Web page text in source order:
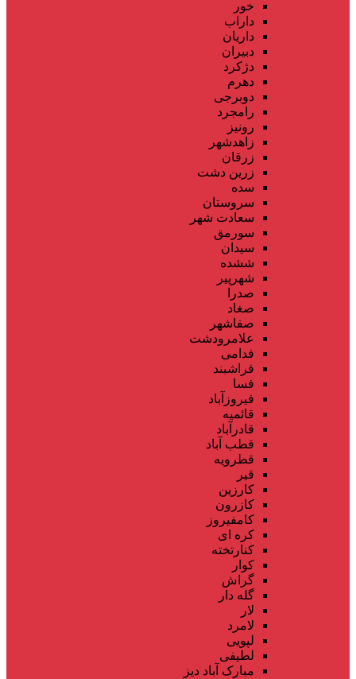
خور
داراب
داریان
دبیران
دژکرد
دهرم
دوبرجی
رامجرد
رونیز
زاهدشهر
زرقان
زرین دشت
سده
سروستان
سعادت شهر
سورمق
سیدان
ششده
شهرپیر
صدرا
صغاد
صفاشهر
علامرودشت
فدامی
فراشبند
فسا
فیروزآباد
قائمیه
قادرآباد
قطب آباد
قطرویه
قیر
کارزین
کازرون
کامفیروز
کره ای
کنارتخته
کوار
گراش
گله دار
لار
لامرد
لپویی
لطیفی
مبارک آباد دیز